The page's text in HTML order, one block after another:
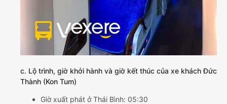
c. Lộ trình, giờ khởi hành và giờ kết thúc của xe khách Đức
Thành (Kon Tum)
Giờ xuất phát ở Thái Bình: 05:30